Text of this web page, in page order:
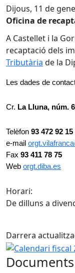
Dijous, 11 de
Oficina de
A Castellet i la
recaptació dels
Tributària de la
Les dades de
Cr. La Lluna, núm. 6
Telèfon 93 472 92 15
e-mail
Fax 93 411 78 75
Web orgt.diba.es
Horari:
De dilluns a
Darrera
Calendari fiscal
Documents